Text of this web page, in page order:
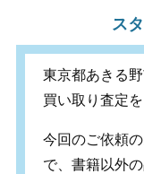
ス
東京都あきる
買い取り査定
今回のご依頼
で、書籍以外